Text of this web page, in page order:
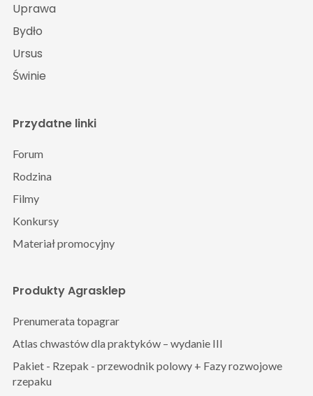
Uprawa
Bydło
Ursus
Świnie
Produkty Agrasklep
Prenumerata topagrar
Atlas chwastów dla praktyków – wydanie III
Pakiet - Rzepak - przewodnik polowy + Fazy rozwojowe
rzepaku
Przydatne linki
Forum
Rodzina
Filmy
Konkursy
Materiał promocyjny